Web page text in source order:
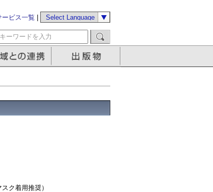
ビス一覧
ク着用推奨）